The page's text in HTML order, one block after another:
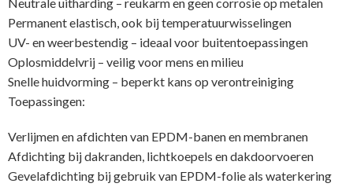
Permanent elastisch, ook bij temperatuurwisselingen
UV- en weerbestendig – ideaal voor buitentoepassingen
Oplosmiddelvrij – veilig voor mens en milieu
Snelle huidvorming – beperkt kans op verontreiniging
Toepassingen:
Verlijmen en afdichten van EPDM-banen en membranen
Afdichting bij dakranden, lichtkoepels en dakdoorvoeren
Gevelafdichting bij gebruik van EPDM-folie als waterkering